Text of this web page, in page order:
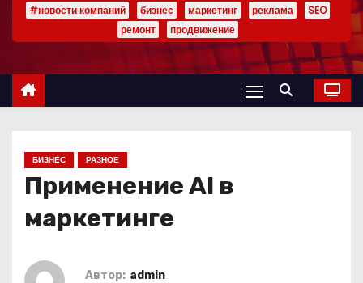
р
#новости компаний бизнес маркетинг реклама
SEO
ремонт
продвижение
БИЗНЕС РАЗНОЕ
Применение AI в
маркетинге
Автор: admin